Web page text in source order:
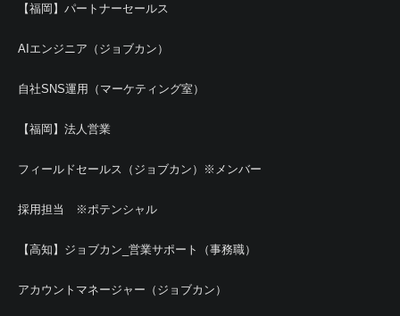
【福岡】パートナーセールス
AIエンジニア（ジョブカン）
自社SNS運用（マーケティング室）
【福岡】法人営業
フィールドセールス（ジョブカン）※メンバー
採用担当 ※ポテンシャル
【高知】ジョブカン_営業サポート（事務職）
アカウントマネージャー（ジョブカン）